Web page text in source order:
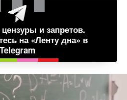
и запретов.
на «Ленту дна» в
Telegram